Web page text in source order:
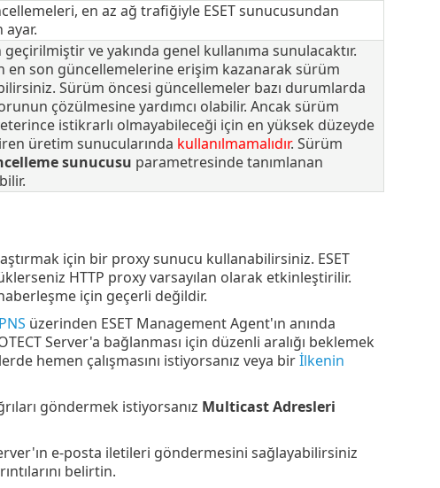
en az ağ trafiğiyle ESET sunucusundan
ve yakında genel kullanıma sunulacaktır.
en son güncellemelerine erişim kazanarak sürüm
Sürüm öncesi güncellemeler bazı durumlarda
çözülmesine yardımcı olabilir. Ancak sürüm
istikrarlı olmayabileceği için en yüksek düzeyde
üretim sunucularında kullanılmamalıdır. Sürüm
sunucusu parametresinde tanımlanan
için bir proxy sunucu kullanabilirsiniz. ESET
HTTP proxy varsayılan olarak etkinleştirilir.
için geçerli değildir.
üzerinden ESET Management Agent'ın anında
Server'a bağlanması için düzenli aralığı beklemek
hemen çalışmasını istiyorsanız veya birİlkenin
göndermek istiyorsanız Multicast Adresleri
e-posta iletileri göndermesini sağlayabilirsiniz
belirtin.